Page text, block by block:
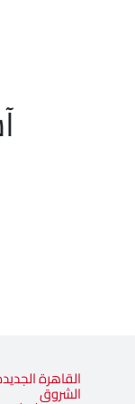
القاهرة
الشروق